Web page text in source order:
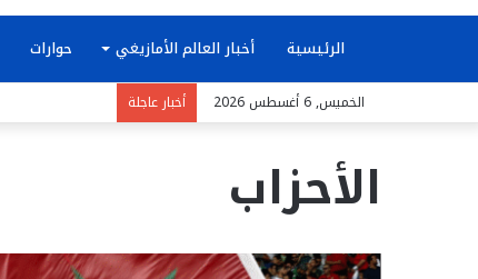
الرئيسية أخبار العالم الأمازيغي حوارات
الخميس, 6 أغسطس 2026 أخبار عاجلة
الأحزاب